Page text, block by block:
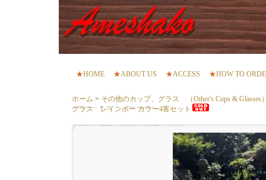
★HOME ★ABOUT US ★ACCESS ★HOW TO
ホーム > その他のカップ、グラス （Other's Cups & Glasses
グラス レインボー カラー4客セット